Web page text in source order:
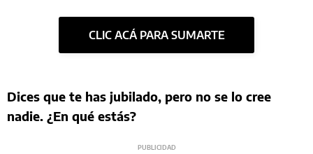
CLIC ACÁ PARA SUMARTE
Dices que te has jubilado, pero no se lo cree
nadie. ¿En qué estás?